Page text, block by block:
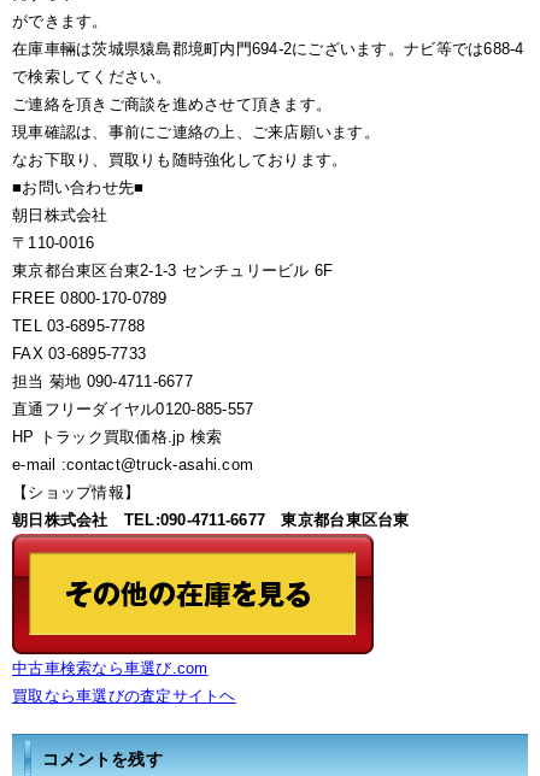
ができます。
在庫車輛は茨城県猿島郡境町内門694-2にございます。ナビ等では688-4
で検索してください。
ご連絡を頂きご商談を進めさせて頂きます。
現車確認は、事前にご連絡の上、ご来店願います。
なお下取り、買取りも随時強化しております。
■お問い合わせ先■
朝日株式会社
〒110-0016
東京都台東区台東2-1-3 センチュリービル 6F
FREE 0800-170-0789
TEL 03-6895-7788
FAX 03-6895-7733
担当 菊地 090-4711-6677
直通フリーダイヤル0120-885-557
HP トラック買取価格.jp 検索
e-mail :contact@truck-asahi.com
【ショップ情報】
朝日株式会社 TEL:090-4711-6677 東京都台東区台東
中古車検索なら車選び.com
買取なら車選びの査定サイトヘ
コメントを残す